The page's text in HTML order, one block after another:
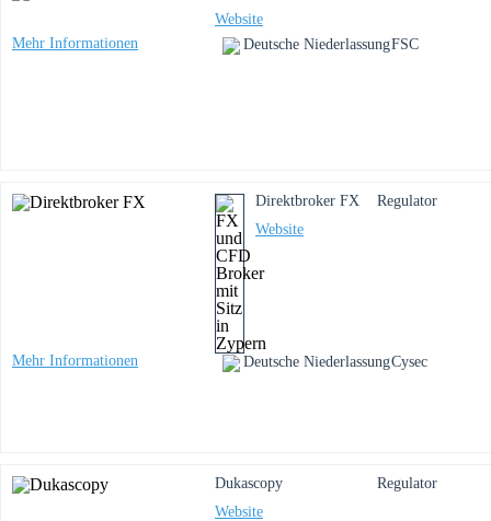
Website
Mehr Informationen Deutsche NiederlassungFSC
Direktbroker FX
Website
Regulator
Mehr Informationen Deutsche NiederlassungCysec
Dukascopy
Website
Regulator